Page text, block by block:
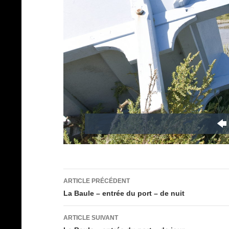
Navigation
des
articles
ARTICLE PRÉCÉDENT
La Baule – entrée du port – de nuit
ARTICLE SUIVANT